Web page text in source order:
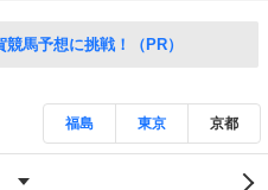
馬予想に挑戦！（PR）
福島 東京 京都